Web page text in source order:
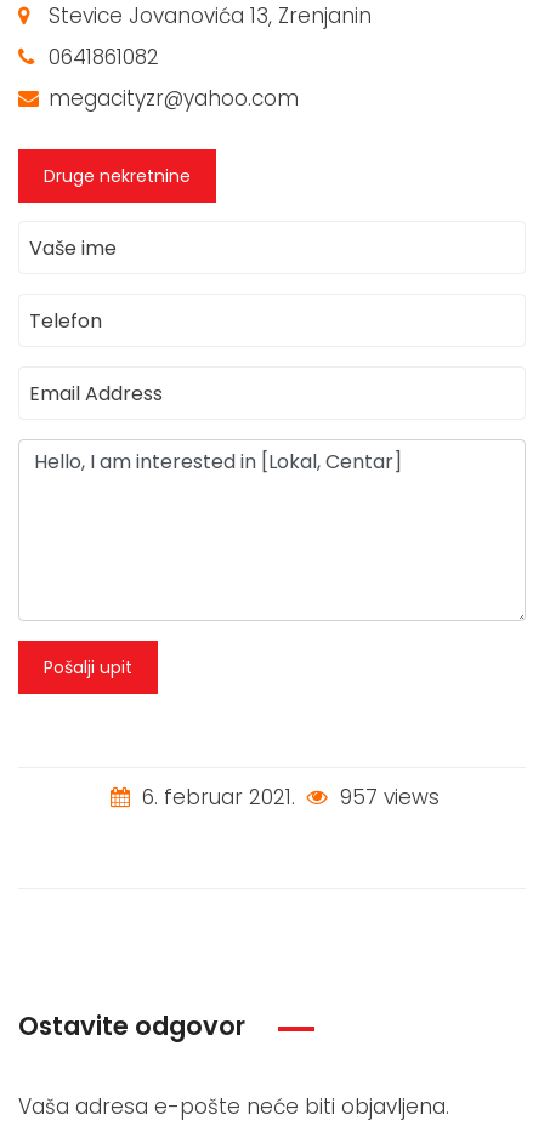
Stevice Jovanovića 13, Zrenjanin
0641861082
megacityzr@yahoo.com
Druge nekretnine
Pošalji upit
6. februar 2021. 957 views
Ostavite odgovor
Vaša adresa e-pošte neće biti objavljena.